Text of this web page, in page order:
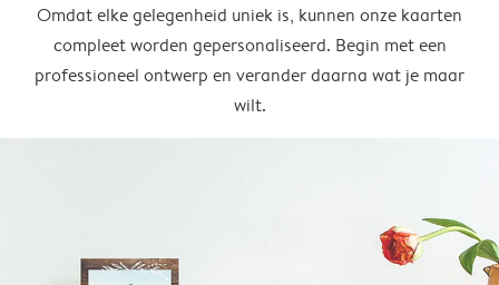
Omdat elke gelegenheid uniek is, kunnen onze kaarten
compleet worden gepersonaliseerd. Begin met een
professioneel ontwerp en verander daarna wat je maar
wilt.